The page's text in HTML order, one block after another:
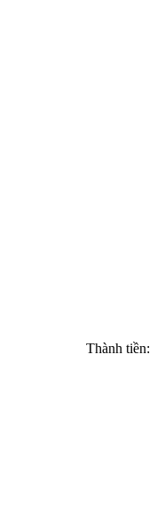
Thành tiền: